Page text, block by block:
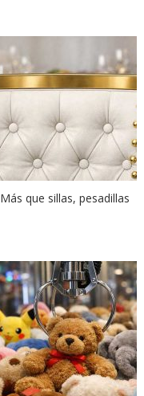
Más que sillas, pesadillas